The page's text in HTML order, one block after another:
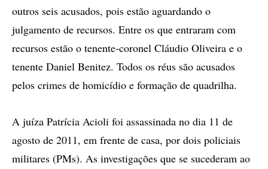
outros seis acusados, pois estão aguardando o
julgamento de recursos. Entre os que entraram com
recursos estão o tenente-coronel Cláudio Oliveira e o
tenente Daniel Benitez. Todos os réus são acusados
pelos crimes de homicídio e formação de quadrilha.
A juíza Patrícia Acioli foi assassinada no dia 11 de
agosto de 2011, em frente de casa, por dois policiais
militares (PMs). As investigações que se sucederam ao